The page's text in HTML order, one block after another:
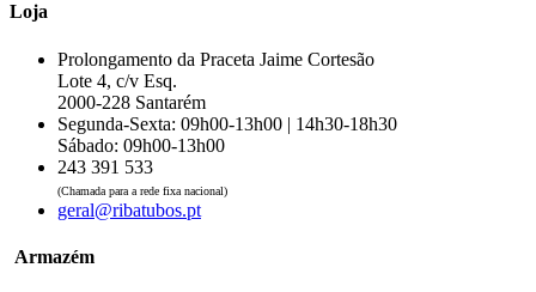
Loja
Prolongamento da Praceta Jaime Cortesão
Lote 4, c/v Esq.
2000-228 Santarém
Segunda-Sexta: 09h00-13h00 | 14h30-18h30
Sábado: 09h00-13h00
243 391 533
(Chamada para a rede fixa nacional)
geral@ribatubos.pt
Armazém